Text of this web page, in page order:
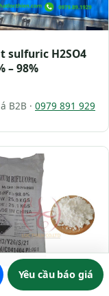
sulfuric H2SO4
– 98%
B2B · 0979 891 929
Yêu cầu báo giá